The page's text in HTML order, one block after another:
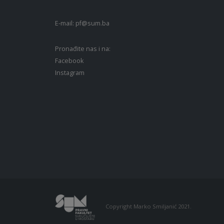
E-mail: pf@sum.ba
Pronađite nas i na:
Facebook
Instagram
Copyright Marko Smiljanić 2021.